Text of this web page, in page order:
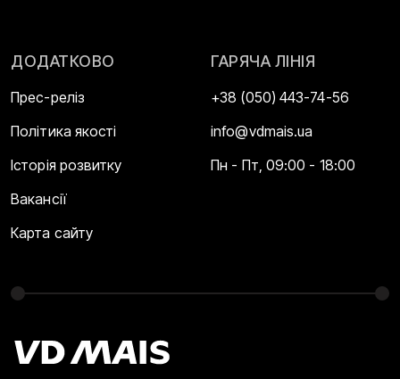
ДОДАТКОВО
Прес-реліз
Політика якості
Історія розвитку
Вакансії
Карта сайту
ГАРЯЧА ЛІНІЯ
+38 (050) 443-74-56
info@vdmais.ua
Пн - Пт, 09:00 - 18:00